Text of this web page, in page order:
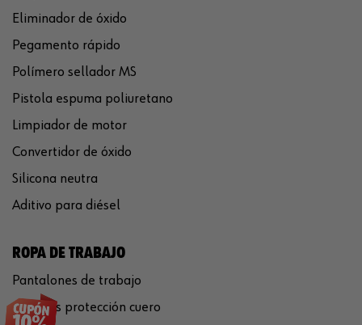
Eliminador de óxido
Pegamento rápido
Polímero sellador MS
Pistola espuma poliuretano
Limpiador de motor
Convertidor de óxido
Silicona neutra
Aditivo para diésel
ROPA DE TRABAJO
Pantalones de trabajo
Guantes protección cuero